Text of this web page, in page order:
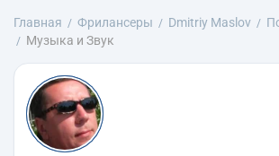
Главная Фрилансеры Dmitriy Maslov
Музыка и Звук